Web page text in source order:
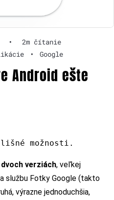
•
2m čítanie
• Google
Android ešte
možnosti.
verziách, veľkej
službu Fotky Google (takto
výrazne jednoduchšia,